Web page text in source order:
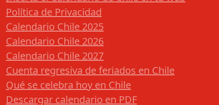
Política de Privacidad
Calendario Chile 2025
Calendario Chile 2026
Calendario Chile 2027
Cuenta regresiva de feriados en Chile
Qué se celebra hoy en Chile
Descargar calendario en PDF